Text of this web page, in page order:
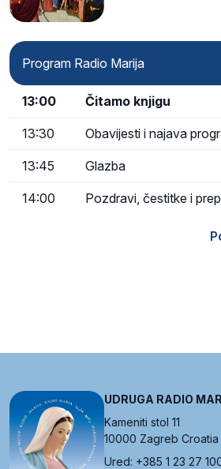
Program Radio Marija
13:00 Čitamo knjigu
13:30 Obavijesti i najava
13:45 Glazba
14:00 Pozdravi, čestitke i
UDRUGA RADIO
Kameniti stol 11
10000 Zagreb Croatia
Ured: +385 1 23 27